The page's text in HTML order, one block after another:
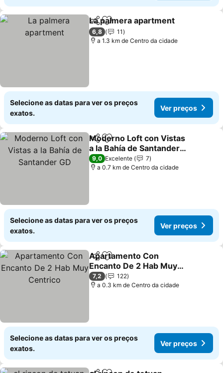
PartilharAdicionar aos favoritos
La palmera apartment
6,8
11
a 1.3 km de Centro da cidade
Selecione as datas para ver os preços
exatos.
Ver preços
PartilharAdicionar aos favoritos
Moderno Loft con Vistas
a la Bahía de Santander
GD
Ver preços
9,0 Excelente
7
a 0.7 km de Centro da cidade
Selecione as datas para ver os preços
exatos.
Ver preços
PartilharAdicionar aos favoritos
Apartamento Con
Encanto De 2 Hab Muy
Centrico
Ver preços
7,2
122
a 0.3 km de Centro da cidade
Selecione as datas para ver os preços
exatos.
Ver preços